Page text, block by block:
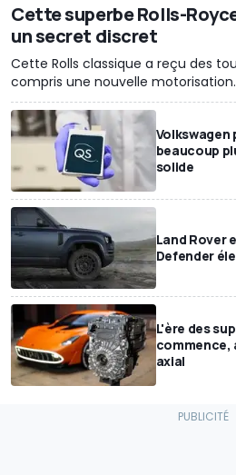
Cette superbe Rolls-
un secret discret
Cette Rolls classique a reçu des
compris une nouvelle motorisation.
Volkswagen
beaucoup
solide
Land Rover
Defender
L'ère des
commence,
axial